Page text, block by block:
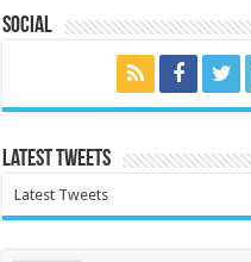
Social
Latest Tweets
Latest Tweets